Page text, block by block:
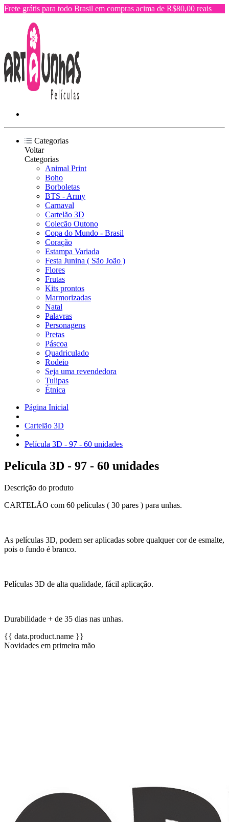
Frete grátis para todo Brasil em compras acima de R$80,00 reais
Categorias
Voltar
Categorias
Animal Print
Boho
Borboletas
BTS - Army
Carnaval
Cartelão 3D
Colecão Outono
Copa do Mundo - Brasil
Coração
Estampa Variada
Festa Junina ( São João )
Flores
Frutas
Kits prontos
Marmorizadas
Natal
Palavras
Personagens
Pretas
Páscoa
Quadriculado
Rodeio
Seja uma revendedora
Tulipas
Étnica
Página Inicial
Cartelão 3D
Película 3D - 97 - 60 unidades
Película 3D - 97 - 60 unidades
Descrição do produto
CARTELÃO com 60 películas ( 30 pares ) para unhas.
As películas 3D, podem ser aplicadas sobre qualquer cor de esmalte,
pois o fundo é branco.
Películas 3D de alta qualidade, fácil aplicação.
Durabilidade + de 35 dias nas unhas.
{{ data.product.name }}
Novidades em primeira mão